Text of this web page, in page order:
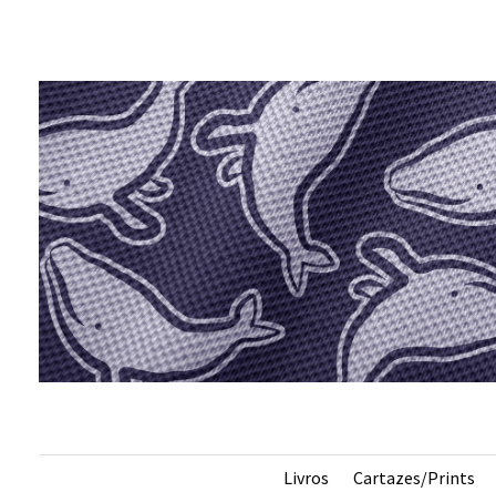
Livros Cartazes/Prints